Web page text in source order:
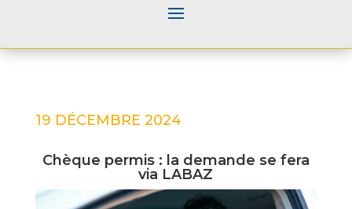
19 DÉCEMBRE 2024
Chèque permis : la demande se fera
via LABAZ